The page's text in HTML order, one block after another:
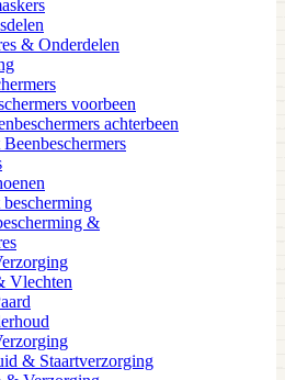
& Onderdelen
voorbeen
achterbeen
Beenbeschermers
&
Vlechten
& Staartverzorging